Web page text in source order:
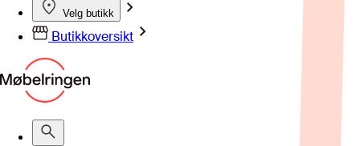
Velg butikk
Butikkoversikt